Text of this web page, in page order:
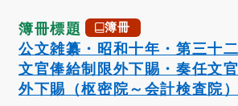
簿冊標題 簿冊
公文雑纂・昭和十年・第三十
文官俸給制限外下賜・奏任文
外下賜（枢密院～会計検査院）